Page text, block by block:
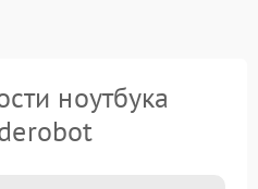
ноутбука